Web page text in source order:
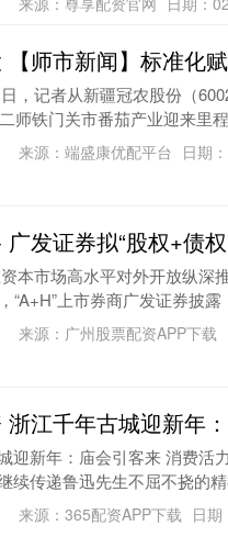
师市新闻】标准化
，记者从新疆冠农股份（
师铁门关市番茄产业迎来
来源：端盛康优配平台 日期
发证券拟“股权+债
本市场高水平对外开放纵深
“A+H”上市券商广发证券披
来源：广州股票配资APP下载
浙江千年古城迎新年
迎新年：庙会引客来 消费活
续传递鲁迅先生不屈不挠的
来源：365配资APP下载 日